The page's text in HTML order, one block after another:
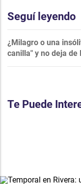
Seguí leyendo
¿Milagro o una
canilla" y no deja de
Te Puede